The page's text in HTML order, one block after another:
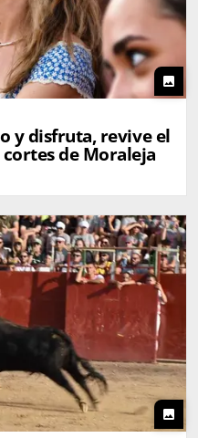
photo
y disfruta, revive el
de Moraleja
photo